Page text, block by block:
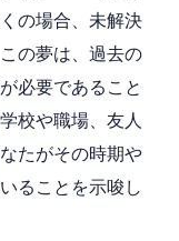
の場合、未解決
の夢は、過去の
必要であること
校や職場、友人
たがその時期や
ることを示唆し